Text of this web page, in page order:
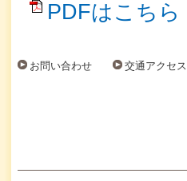
PDFはこちら
お問い合わせ 交通アクセス